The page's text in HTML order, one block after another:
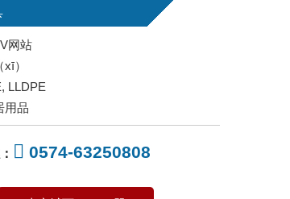
网站
）
LLDPE
用品
0574-63250808